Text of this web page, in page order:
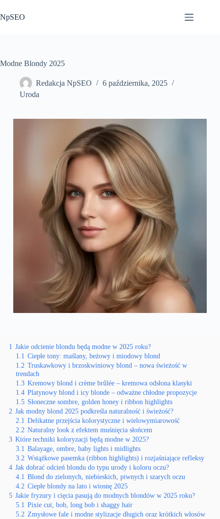
do
treści
NpSEO
Modne Blondy 2025
Redakcja NpSEO
6 października, 2025
Uroda
1 Jakie odcienie blondu będą modne w 2025 roku?
1.1 Ciepłe tony: maślany, beżowy i miodowy blond
1.2 Truskawkowy i brzoskwiniowy blond – nowa świeżość w
trendach
1.3 Kremowy blond i crème brûlée – kremowa odsłona klasyki
1.4 Platynowy blond i icy blonde – odważne chłodne propozycje
1.5 Słoneczne sombre, golden honey i ribbon highlights
2 Jak modny blond 2025 podkreśla naturalność i świeżość?
2.1 Delikatne przejścia kolorystyczne i wielowymiarowość
2.2 Naturalny look z efektem muśnięcia słońcem
3 Które techniki koloryzacji będą modne w 2025?
3.1 Balayage, ombre, baby lights i midlights
3.2 Wstążkowe pasemka (ribbon highlights) i rozjaśniające refleksy
4 Jak dobrać odcień blondu do typu urody i koloru oczu?
4.1 Blond do zielonych, niebieskich, piwnych i szarych oczu
4.2 Ciepłe blondy na lato i wiosnę 2025
5 Jakie fryzury i cięcia pasują do modnych blondów w 2025 roku?
5.1 Pixie cut, bob, long bob i shaggy hair
5.2 Zmysłowe fale i modne stylizacje długich oraz krótkich włosów